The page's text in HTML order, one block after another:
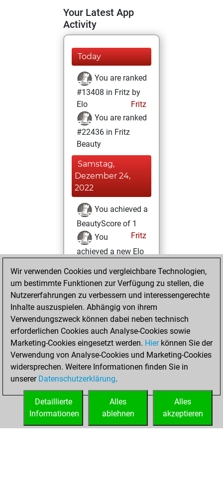
Your Latest App
Activity
Today
You are ranked
#13408 in Fritz by
Elo
Fritz
You are ranked
#22436 in Fritz
Beauty
Samstag,
Dezember 24,
2022
You achieved a
BeautyScore of 1
Fritz
You
achieved a new Elo
You created
your Fritz account
Dienstag,
November 14,
2017
You played 24
blitz games
Play
You scored +18
=0 -6 in blitz
Wir verwenden Cookies und vergleichbare Technologien,
um bestimmte Funktionen zur Verfügung zu stellen, die
Nutzererfahrungen zu verbessern und interessengerechte
Inhalte auszuspielen. Abhängig von ihrem
Verwendungszweck können dabei neben technisch
erforderlichen Cookies auch Analyse-Cookies sowie
Marketing-Cookies eingesetzt werden. Hierkönnen Sie der
Verwendung von Analyse-Cookies und Marketing-Cookies
widersprechen. Weitere Informationen finden Sie in
unserer Datenschutzerklärung.
Alles
akzeptieren
Alles
ablehnen
Detaillierte
Informationen